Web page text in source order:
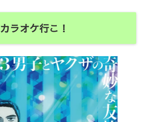
カラオケ行こ！